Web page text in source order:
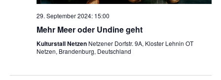
29. September 2024: 15:00
Mehr Meer oder Undine geht
Kulturstall Netzen Netzener Dorfstr. 9A, Kloster Lehnin OT
Netzen, Brandenburg, Deutschland